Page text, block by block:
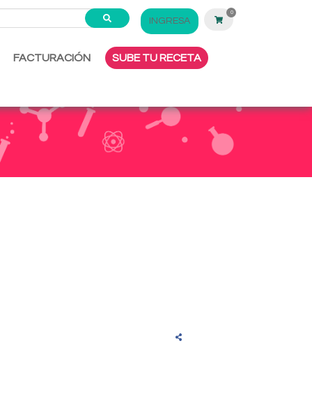
INGRESA
0
FACTURACIÓN SUBE TU RECETA